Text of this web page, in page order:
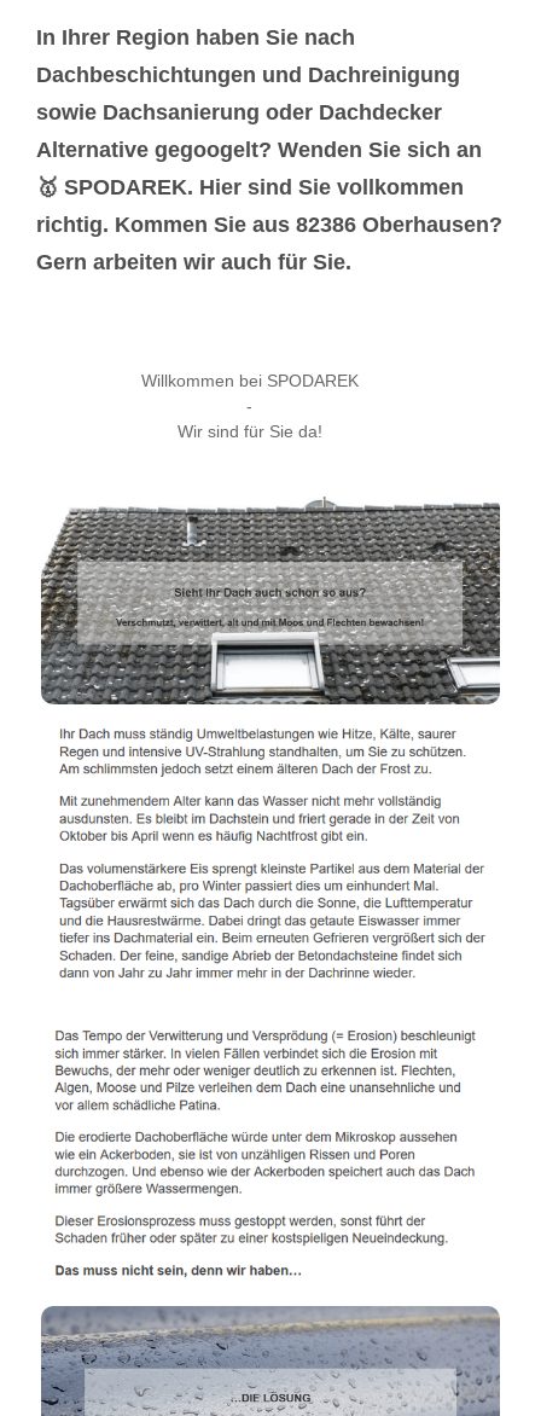
In Ihrer Region haben Sie nach
Dachbeschichtungen und Dachreinigung
sowie Dachsanierung oder Dachdecker
Alternative gegoogelt? Wenden Sie sich an
🥇 SPODAREK. Hier sind Sie vollkommen
richtig. Kommen Sie aus 82386 Oberhausen?
Gern arbeiten wir auch für Sie.
Willkommen bei SPODAREK
-
Wir sind für Sie da!